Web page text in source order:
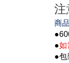
注
商
●如
●包